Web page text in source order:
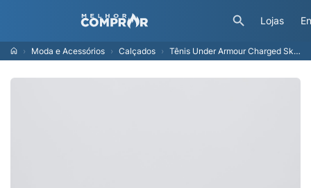
Lojas
Moda e Acessórios Calçados Tênis Under Armour Charged Skyline 5 Cinza